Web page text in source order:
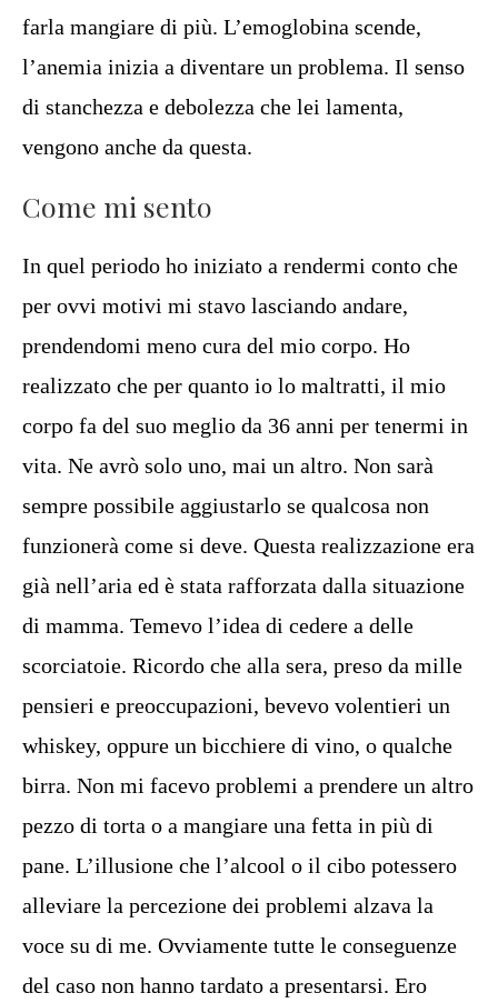
farla mangiare di più. L’emoglobina scende,
l’anemia inizia a diventare un problema. Il senso
di stanchezza e debolezza che lei lamenta,
vengono anche da questa.
Come mi sento
In quel periodo ho iniziato a rendermi conto che
per ovvi motivi mi stavo lasciando andare,
prendendomi meno cura del mio corpo. Ho
realizzato che per quanto io lo maltratti, il mio
corpo fa del suo meglio da 36 anni per tenermi in
vita. Ne avrò solo uno, mai un altro. Non sarà
sempre possibile aggiustarlo se qualcosa non
funzionerà come si deve. Questa realizzazione era
già nell’aria ed è stata rafforzata dalla situazione
di mamma. Temevo l’idea di cedere a delle
scorciatoie. Ricordo che alla sera, preso da mille
pensieri e preoccupazioni, bevevo volentieri un
whiskey, oppure un bicchiere di vino, o qualche
birra. Non mi facevo problemi a prendere un altro
pezzo di torta o a mangiare una fetta in più di
pane. L’illusione che l’alcool o il cibo potessero
alleviare la percezione dei problemi alzava la
voce su di me. Ovviamente tutte le conseguenze
del caso non hanno tardato a presentarsi. Ero